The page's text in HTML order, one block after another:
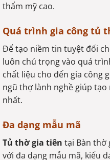
thẩm mỹ cao.
Quá trình gia công tủ
Để tạo niềm tin tuyệt đối
luôn chú trọng vào quá
chất liệu cho đến gia công
ngũ thợ lành nghề giúp
nhất.
Đa dạng mẫu mã
Tủ thờ gia tiên tại Bàn thờ
với đa dạng mẫu mã, kiểu